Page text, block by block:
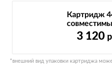
Картридж
3 120
*внешний вид упаковки картриджа